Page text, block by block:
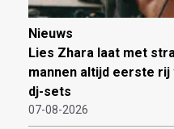
Nieuws
Lies Zhara laat met
mannen altijd eerste rij
dj-sets
07-08-2026